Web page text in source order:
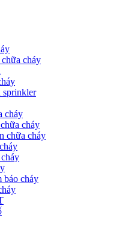
cháy
sprinkler
cháy
cháy
chữa cháy
báo cháy